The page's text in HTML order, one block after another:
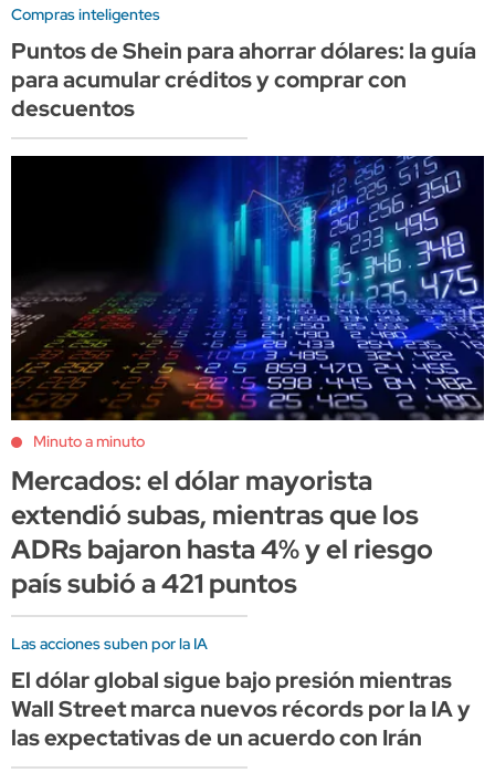
Compras inteligentes
Puntos de Shein para ahorrar dólares: la guía
para acumular créditos y comprar con
descuentos
Minuto a minuto
Mercados: el dólar mayorista
extendió subas, mientras que los
ADRs bajaron hasta 4% y el riesgo
país subió a 421 puntos
Las acciones suben por la IA
El dólar global sigue bajo presión mientras
Wall Street marca nuevos récords por la IA y
las expectativas de un acuerdo con Irán